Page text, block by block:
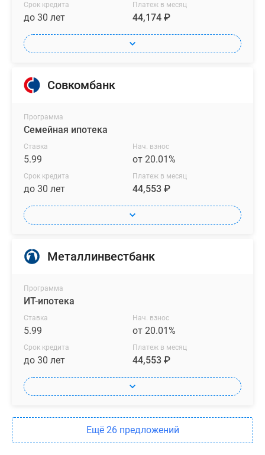
Срок кредита
до 30 лет
Платеж в месяц
44,174 ₽
Совкомбанк
Программа
Семейная ипотека
Ставка
5.99
Нач. взнос
от 20.01%
Срок кредита
до 30 лет
Платеж в месяц
44,553 ₽
Металлинвестбанк
Программа
ИТ-ипотека
Ставка
5.99
Нач. взнос
от 20.01%
Срок кредита
до 30 лет
Платеж в месяц
44,553 ₽
Ещё 26 предложений